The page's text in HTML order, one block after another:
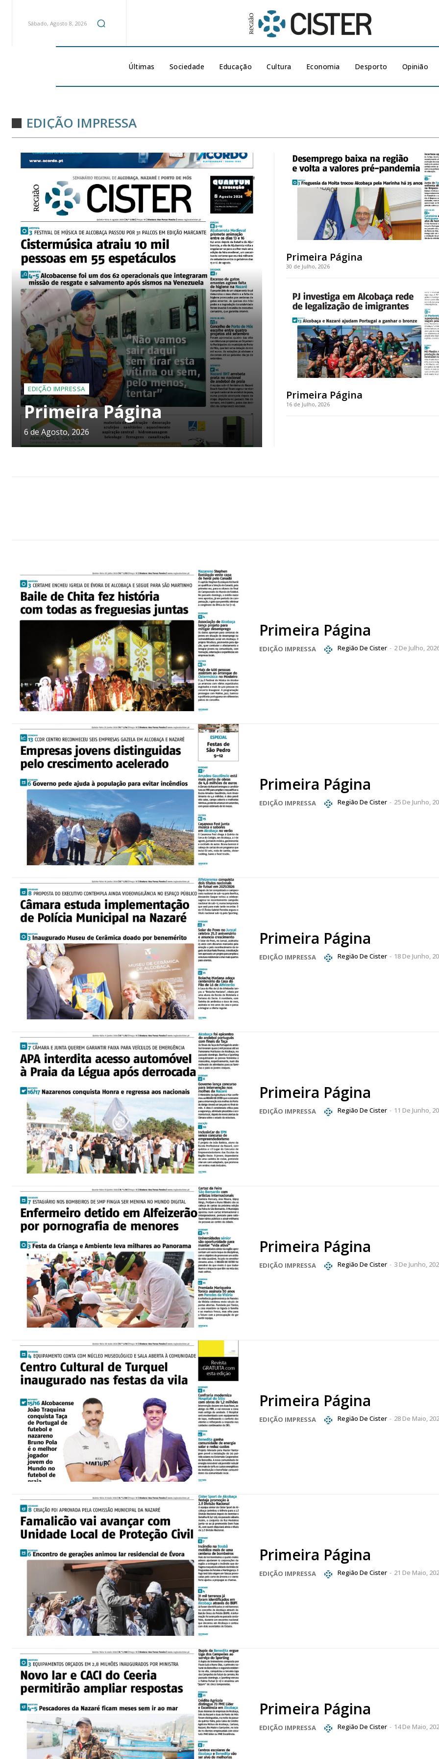
Planos de
Faça-se assinante do Região de Cister e ajude-nos a manter este
Sendo assinante terá acesso a todos os conteúdos exclusivos e versões digitais.
ASSINATURA
IMPRESSA
32€
12 meses
Edição em papel entregue à Quinta-feira
em sua casa
Acesso ao conteúdo online
assinantes
Ofertas para assinatura anual
Escolha o plano
12
Sábado, Agosto 8, 2026
Últimas Sociedade Educação Cultura Economia Desporto Opinião
EDIÇÃO IMPRESSA
EDIÇÃO IMPRESSA
Primeira Página
6 de Agosto, 2026
Primeira Página
30 de Julho, 2026
Primeira Página
16 de Julho, 2026
Primeira Página
EDIÇÃO IMPRESSA Região De Cister - 2 De Julho,
Primeira Página
EDIÇÃO IMPRESSA Região De Cister - 25 De Junho,
Primeira Página
EDIÇÃO IMPRESSA Região De Cister - 18 De Junho,
Primeira Página
EDIÇÃO IMPRESSA Região De Cister - 11 De Junho,
Primeira Página
EDIÇÃO IMPRESSA Região De Cister - 3 De Junho,
Primeira Página
EDIÇÃO IMPRESSA Região De Cister - 28 De Maio,
Primeira Página
EDIÇÃO IMPRESSA Região De Cister - 21 De Maio,
Primeira Página
EDIÇÃO IMPRESSA Região De Cister - 14 De Maio,